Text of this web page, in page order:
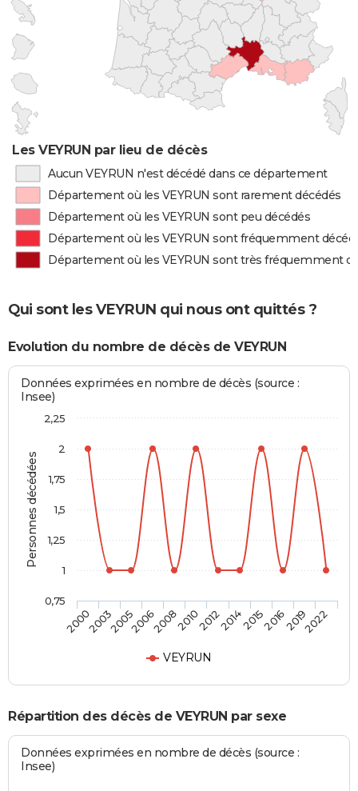
Les VEYRUN par lieu de décès
Aucun VEYRUN n'est décédé dans ce département
Département où les VEYRUN sont rarement décédés
Département où les VEYRUN sont peu décédés
Département où les VEYRUN sont fréquemment
Département où les VEYRUN sont très fréquemment
Qui sont les VEYRUN qui nous ont quittés ?
Evolution du nombre de décès de VEYRUN
Personnes décédées
Données exprimées en nombre de décès (source :
Insee)
VEYRUN
200020032005200620082010201220142015201620192022
0,75
1
1,25
1,5
1,75
2
2,25
Répartition des décès de VEYRUN par sexe
Données exprimées en nombre de décès (source :
Insee)